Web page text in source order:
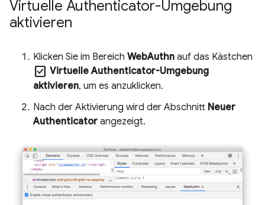
Virtuelle Authenticator-Umgebung
aktivieren
Klicken Sie im Bereich WebAuthn auf das Kästchen
check_box Virtuelle Authenticator-Umgebung
aktivieren, um es anzuklicken.
Nach der Aktivierung wird der Abschnitt Neuer
Authenticator angezeigt.